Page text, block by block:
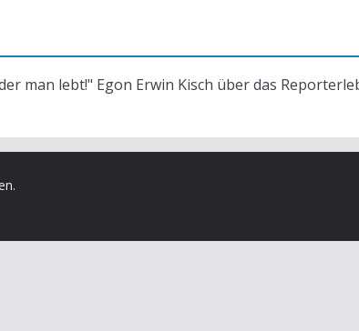
man lebt!" Egon Erwin Kisch über das